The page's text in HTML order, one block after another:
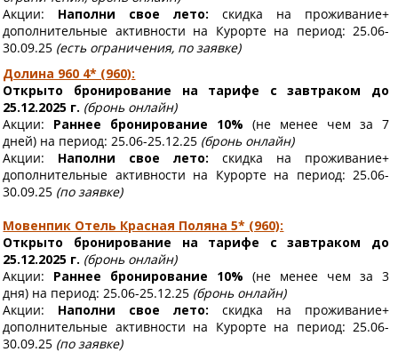
Акции: Наполни свое лето:скидка на проживание+
дополнительные активности на Курорте на период: 25.06-
30.09.25 (есть ограничения, по заявке)
Долина 960 4* (960):
Открыто бронирование на тарифе с завтраком до
25.12.2025 г. (бронь онлайн)
Акции: Раннее бронирование 10%(не менее чем за 7
дней) на период: 25.06-25.12.25 (бронь онлайн)
Акции: Наполни свое лето:скидка на проживание+
дополнительные активности на Курорте на период: 25.06-
30.09.25 (по заявке)
Мовенпик Отель Красная Поляна 5* (960):
Открыто бронирование на тарифе с завтраком до
25.12.2025 г. (бронь онлайн)
Акции: Раннее бронирование 10%(не менее чем за 3
дня) на период: 25.06-25.12.25 (бронь онлайн)
Акции: Наполни свое лето:скидка на проживание+
дополнительные активности на Курорте на период: 25.06-
30.09.25 (по заявке)